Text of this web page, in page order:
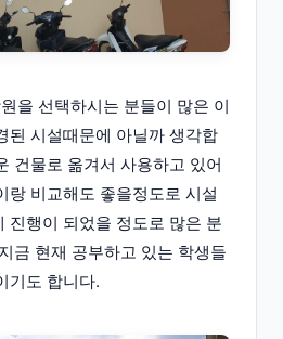
을 선택하시는 분들이 많은 이
된 시설때문에 아닐까 생각합
건물로 옮겨서 사용하고 있어
랑 비교해도 좋을정도로 시설
진행이 되었을 정도로 많은 분
금 현재 공부하고 있는 학생들
기도 합니다.